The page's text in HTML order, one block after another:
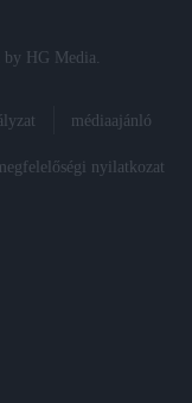
by HG Media.
médiaajánló
nyilatkozat